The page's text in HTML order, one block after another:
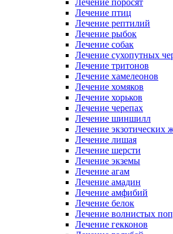
Лечение поросят
Лечение птиц
Лечение рептилий
Лечение рыбок
Лечение собак
Лечение сухопутных
Лечение тритонов
Лечение хамелеонов
Лечение хомяков
Лечение хорьков
Лечение черепах
Лечение шиншилл
Лечение экзотических
Лечение лишая
Лечение шерсти
Лечение экземы
Лечение агам
Лечение амадин
Лечение амфибий
Лечение белок
Лечение волнистых
Лечение гекконов